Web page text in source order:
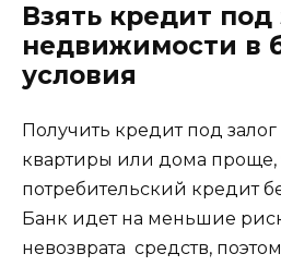
Взять кредит под
недвижимости в
условия
Получить кредит под
квартиры или дома проще,
потребительский кредит
Банк идет на меньшие
невозврата средств,